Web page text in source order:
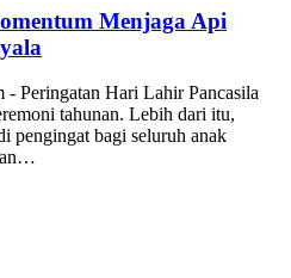
Menjaga Api
Peringatan Hari Lahir Pancasila
tahunan. Lebih dari itu,
pengingat bagi seluruh anak